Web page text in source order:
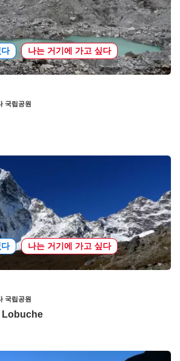
나는 거기에 가고 싶다
국립공원
나는 거기에 가고 싶다
국립공원
Lobuche